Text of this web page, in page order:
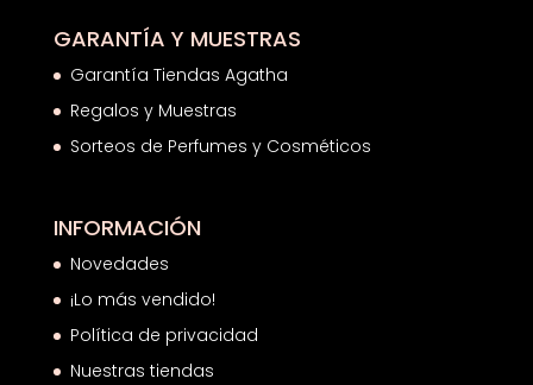
GARANTÍA Y MUESTRAS
Garantía Tiendas Agatha
Regalos y Muestras
Sorteos de Perfumes y Cosméticos
INFORMACIÓN
Novedades
¡Lo más vendido!
Política de privacidad
Nuestras tiendas